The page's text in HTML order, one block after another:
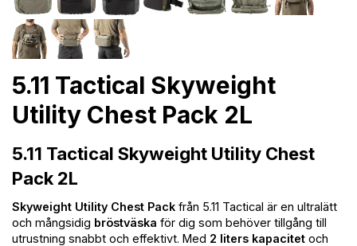
5.11 Tactical Skyweight
Utility Chest Pack 2L
5.11 Tactical Skyweight Utility Chest
Pack 2L
Skyweight Utility Chest Pack från 5.11 Tactical är en ultralätt
och mångsidig bröstväska för dig som behöver tillgång till
utrustning snabbt och effektivt. Med 2 liters kapacitet och